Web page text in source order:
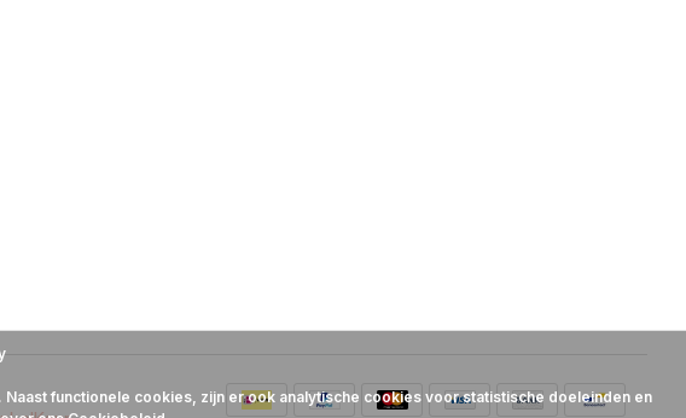
functionele cookies, zijn er ook analytische cookies voor statistische doeleinden en